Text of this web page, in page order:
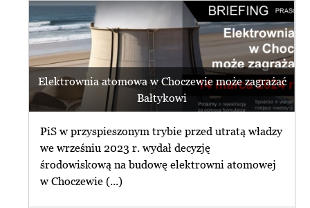
Elektrownia atomowa w Choczewie może zagrażać
Bałtykowi
PiS w przyspieszonym trybie przed utratą władzy
we wrześniu 2023 r. wydał decyzję
środowiskową na budowę elektrowni atomowej
w Choczewie (...)